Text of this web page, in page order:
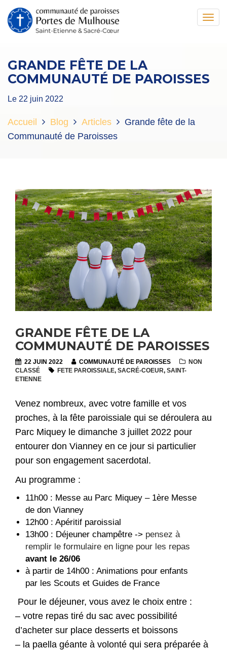
GRANDE FÊTE DE LA
COMMUNAUTÉ DE PAROISSES
Le 22 juin 2022
Accueil Blog Articles
Grande fête de la
Communauté de Paroisses
GRANDE FÊTE DE LA
COMMUNAUTÉ DE PAROISSES
22 JUIN 2022 COMMUNAUTÉ DE PAROISSES
NON
CLASSÉ
FETE PAROISSIALE, SACRÉ-COEUR, SAINT-
ETIENNE
Venez nombreux, avec votre famille et vos
proches, à la fête paroissiale qui se déroulera au
Parc Miquey le dimanche 3 juillet 2022 pour
entourer don Vianney en ce jour si particulier
pour son engagement sacerdotal.
Au programme :
11h00 : Messe au Parc Miquey – 1ère Messe
de don Vianney
12h00 : Apéritif paroissial
13h00 : Déjeuner champêtre -> pensez à
remplir le formulaire en ligne pour les repas
avant le 26/06
à partir de 14h00 : Animations pour enfants
par les Scouts et Guides de France
Pour le déjeuner, vous avez le choix entre :
– votre repas tiré du sac avec possibilité
d’acheter sur place desserts et boissons
– la paella géante à volonté qui sera préparée à